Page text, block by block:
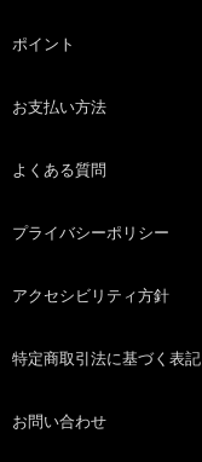
ポイント
お支払い方法
よくある質問
プライバシーポリシー
アクセシビリティ方針
特定商取引法に基づく表記
お問い合わせ